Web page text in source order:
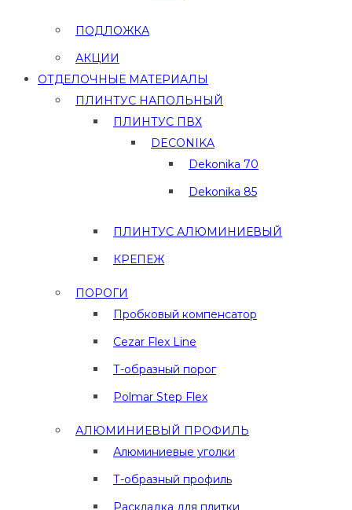
ПОДЛОЖКА
АКЦИИ
ОТДЕЛОЧНЫЕ МАТЕРИАЛЫ
ПЛИНТУС НАПОЛЬНЫЙ
ПЛИНТУС ПВХ
DECONIKA
Dekonika 70
Dekonika 85
ПЛИНТУС АЛЮМИНИЕВЫЙ
КРЕПЕЖ
ПОРОГИ
Пробковый компенсатор
Cezar Flex Line
Т-образный порог
Polmar Step Flex
АЛЮМИНИЕВЫЙ ПРОФИЛЬ
Алюминиевые уголки
Т-образный профиль
Раскладка для плитки